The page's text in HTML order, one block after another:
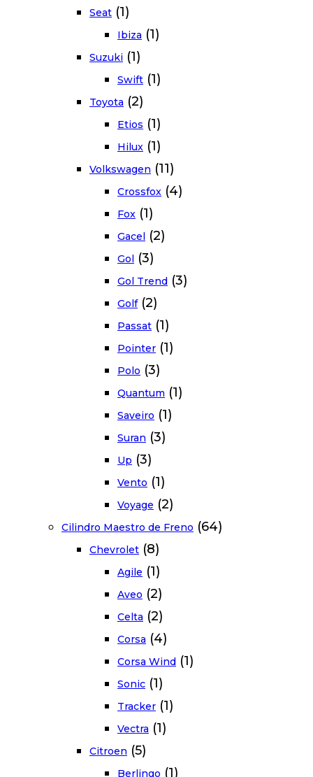
Seat (1)
Ibiza (1)
Suzuki (1)
Swift (1)
Toyota (2)
Etios (1)
Hilux (1)
Volkswagen (11)
Crossfox (4)
Fox (1)
Gacel (2)
Gol (3)
Gol Trend (3)
Golf (2)
Passat (1)
Pointer (1)
Polo (3)
Quantum (1)
Saveiro (1)
Suran (3)
Up (3)
Vento (1)
Voyage (2)
Cilindro Maestro de Freno (64)
Chevrolet (8)
Agile (1)
Aveo (2)
Celta (2)
Corsa (4)
Corsa Wind (1)
Sonic (1)
Tracker (1)
Vectra (1)
Citroen (5)
Berlingo (1)